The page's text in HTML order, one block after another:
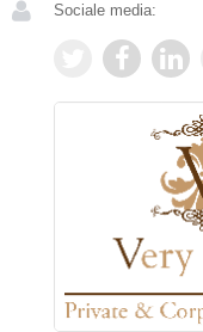
Sociale media: